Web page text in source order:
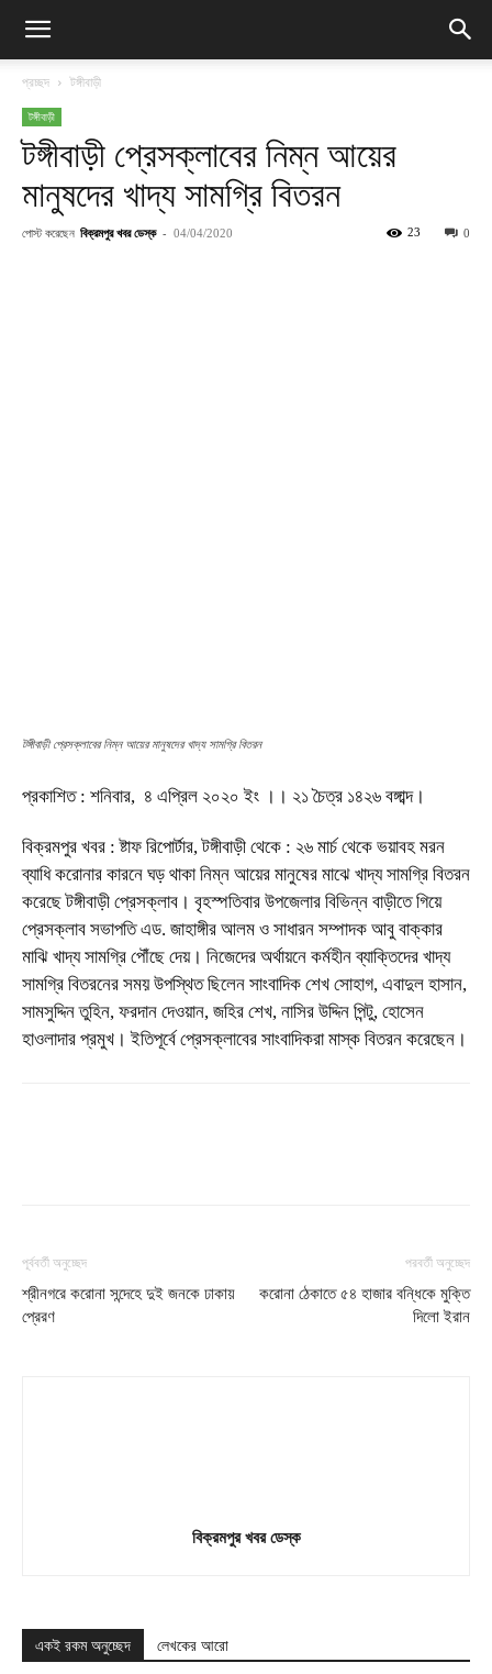
প্রচ্ছদ টঙ্গীবাড়ী
টঙ্গীবাড়ী
টঙ্গীবাড়ী প্রেসক্লাবের নিম্ন আয়ের
মানুষদের খাদ্য সামগ্রি বিতরন
পোস্ট করেছেন বিক্রমপুর খবর ডেস্ক - 04/04/2020 0
23
টঙ্গীবাড়ী প্রেসক্লাবের নিম্ন আয়ের মানুষদের খাদ্য সামগ্রি বিতরন
প্রকাশিত : শনিবার, ৪ এপ্রিল ২০২০ ইং ।। ২১ চৈত্র ১৪২৬ বঙ্গাব্দ।
বিক্রমপুর খবর : ষ্টাফ রিপোর্টার, টঙ্গীবাড়ী থেকে : ২৬ মার্চ থেকে ভয়াবহ মরন
ব্যাধি করোনার কারনে ঘড় থাকা নিম্ন আয়ের মানুষের মাঝে খাদ্য সামগ্রি বিতরন
করেছে টঙ্গীবাড়ী প্রেসক্লাব। বৃহস্পতিবার উপজেলার বিভিন্ন বাড়ীতে গিয়ে
প্রেসক্লাব সভাপতি এড. জাহাঙ্গীর আলম ও সাধারন সম্পাদক আবু বাক্কার
মাঝি খাদ্য সামগ্রি পৌঁছে দেয়। নিজেদের অর্থায়নে কর্মহীন ব্যাক্তিদের খাদ্য
সামগ্রি বিতরনের সময় উপস্থিত ছিলেন সাংবাদিক শেখ সোহাগ, এবাদুল হাসান,
সামসুদ্দিন তুহিন, ফরদান দেওয়ান, জহির শেখ, নাসির উদ্দিন পিন্টু, হোসেন
হাওলাদার প্রমুখ। ইতিপূর্বে প্রেসক্লাবের সাংবাদিকরা মাস্ক বিতরন করেছেন।
পূর্ববর্তী অনুচ্ছেদ
শ্রীনগরে করোনা সন্দেহে দুই জনকে ঢাকায়
প্রেরণ
পরবর্তী অনুচ্ছেদ
করোনা ঠেকাতে ৫৪ হাজার বন্ধিকে মুক্তি
দিলো ইরান
বিক্রমপুর খবর ডেস্ক
একই রকম অনুচ্ছেদ লেখকের আরো